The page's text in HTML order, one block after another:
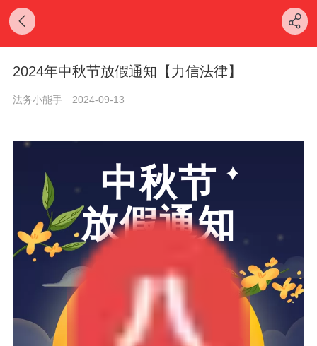
2024年中秋节放假通知【力信法律】
法务小能手 2024-09-13
中秋节
放假通知